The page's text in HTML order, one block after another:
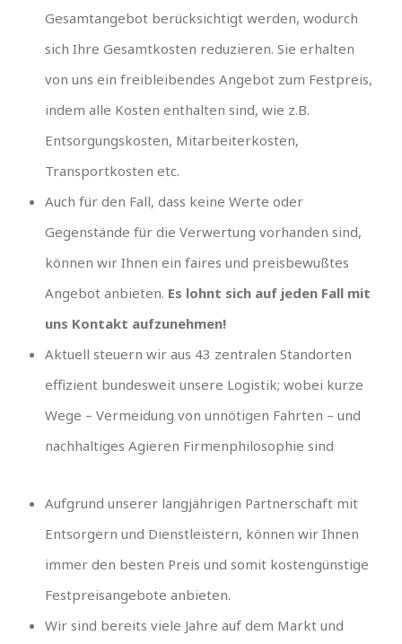
Gesamtangebot berücksichtigt werden, wodurch
sich Ihre Gesamtkosten reduzieren. Sie erhalten
von uns ein freibleibendes Angebot zum Festpreis,
indem alle Kosten enthalten sind, wie z.B.
Entsorgungskosten, Mitarbeiterkosten,
Transportkosten etc.
Auch für den Fall, dass keine Werte oder
Gegenstände für die Verwertung vorhanden sind,
können wir Ihnen ein faires und preisbewußtes
Angebot anbieten. Es lohnt sich auf jeden Fall mit
uns Kontakt aufzunehmen!
Aktuell steuern wir aus 43 zentralen Standorten
effizient bundesweit unsere Logistik; wobei kurze
Wege – Vermeidung von unnötigen Fahrten – und
nachhaltiges Agieren Firmenphilosophie sind
Aufgrund unserer langjährigen Partnerschaft mit
Entsorgern und Dienstleistern, können wir Ihnen
immer den besten Preis und somit kostengünstige
Festpreisangebote anbieten.
Wir sind bereits viele Jahre auf dem Markt und